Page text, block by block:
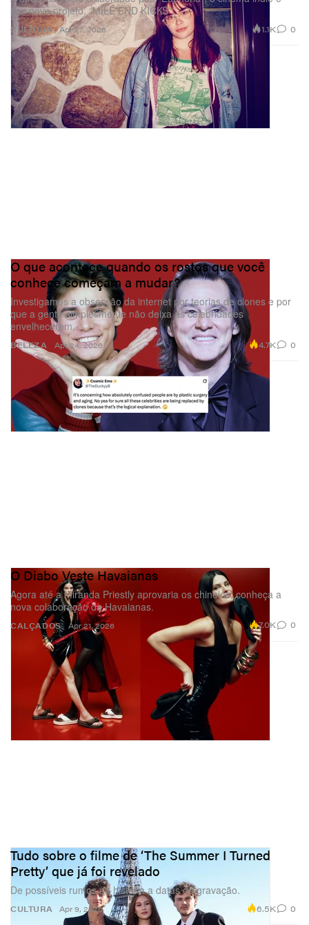
CULTURA
seu novo projeto, “MILE END KICKS”.
Apr 27, 2026 1.1K 0
BELEZA
O que acontece quando os rostos que você
conhece começam a mudar?
Investigamos a obsessão da internet por teorias de clones e por
que a gente simplesmente não deixa as celebridades
envelhecerem.
Apr 24, 2026 4.7K 0
CALÇADOS
O Diabo Veste Havaianas
Agora até a Miranda Priestly aprovaria os chinelos: conheça a
nova colaboração da Havaianas.
Apr 21, 2026 7.0K 0
CULTURA
Tudo sobre o filme de ‘The Summer I Turned
Pretty’ que já foi revelado
De possíveis rumos da história a datas de gravação.
Apr 9, 2026 6.5K 0